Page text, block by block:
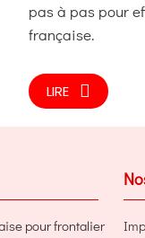
pas à pas pour
française.
LIRE
pour frontalier